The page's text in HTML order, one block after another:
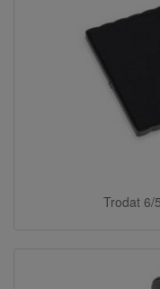
Trodat 6/